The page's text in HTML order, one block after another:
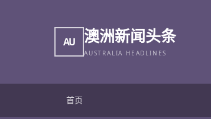
AU 澳洲新闻头条
AUSTRALIA HEADLINES
首页